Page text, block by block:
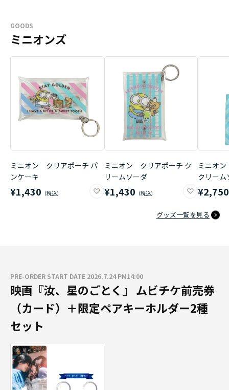
GOODS
ミニオンズ
ミニオン クリアポーチ パ
ンケーキ
¥1,430
ミニオン クリアポーチ ク
リームソーダ
¥1,430
ミニオ
クリーム
¥2,750
グッズ一覧を見る
PRE-ORDER START DATE 2026.7.24 PM14:00
映画『汝、星のごとく』 ムビチケ前売券
（カード）＋限定ペアキーホルダー2種
セット